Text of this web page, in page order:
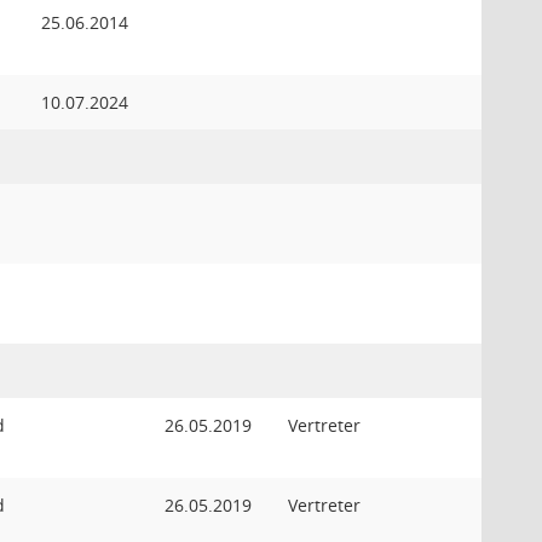
25.06.2014
10.07.2024
26.05.2019 Vertreter
26.05.2019 Vertreter